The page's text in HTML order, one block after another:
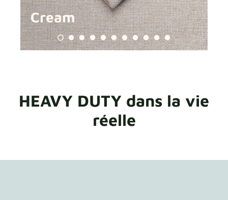
Cream
HEAVY DUTY dans la vie
réelle